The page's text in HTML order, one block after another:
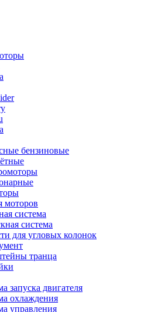
бензиновые
моторов
система
система
для угловых колонок
транца
запуска двигателя
охлаждения
управления